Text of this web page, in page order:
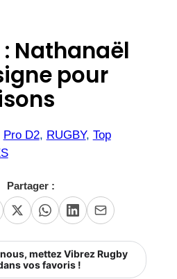
Nathanaël
pour
Pro D2, RUGBY, Top
Partager :
mettez Vibrez Rugby
vos favoris !